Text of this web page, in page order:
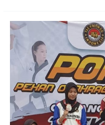
Siswi
MTs
Al
Khoiriyyah
Semarang
Raih
Juara
POPDA